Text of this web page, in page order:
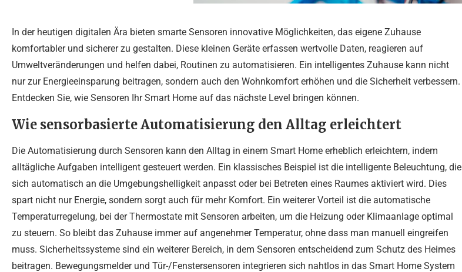
In der heutigen digitalen Ära bieten smarte Sensoren innovative Möglichkeiten, das eigene Zuhause
komfortabler und sicherer zu gestalten. Diese kleinen Geräte erfassen wertvolle Daten, reagieren auf
Umweltveränderungen und helfen dabei, Routinen zu automatisieren. Ein intelligentes Zuhause kann nicht
nur zur Energieeinsparung beitragen, sondern auch den Wohnkomfort erhöhen und die Sicherheit verbessern.
Entdecken Sie, wie Sensoren Ihr Smart Home auf das nächste Level bringen können.
Wie sensorbasierte Automatisierung den Alltag erleichtert
Die Automatisierung durch Sensoren kann den Alltag in einem Smart Home erheblich erleichtern, indem
alltägliche Aufgaben intelligent gesteuert werden. Ein klassisches Beispiel ist die intelligente Beleuchtung, die
sich automatisch an die Umgebungshelligkeit anpasst oder bei Betreten eines Raumes aktiviert wird. Dies
spart nicht nur Energie, sondern sorgt auch für mehr Komfort. Ein weiterer Vorteil ist die automatische
Temperaturregelung, bei der Thermostate mit Sensoren arbeiten, um die Heizung oder Klimaanlage optimal
zu steuern. So bleibt das Zuhause immer auf angenehmer Temperatur, ohne dass man manuell eingreifen
muss. Sicherheitssysteme sind ein weiterer Bereich, in dem Sensoren entscheidend zum Schutz des Heimes
beitragen. Bewegungsmelder und Tür-/Fenstersensoren integrieren sich nahtlos in das Smart Home System